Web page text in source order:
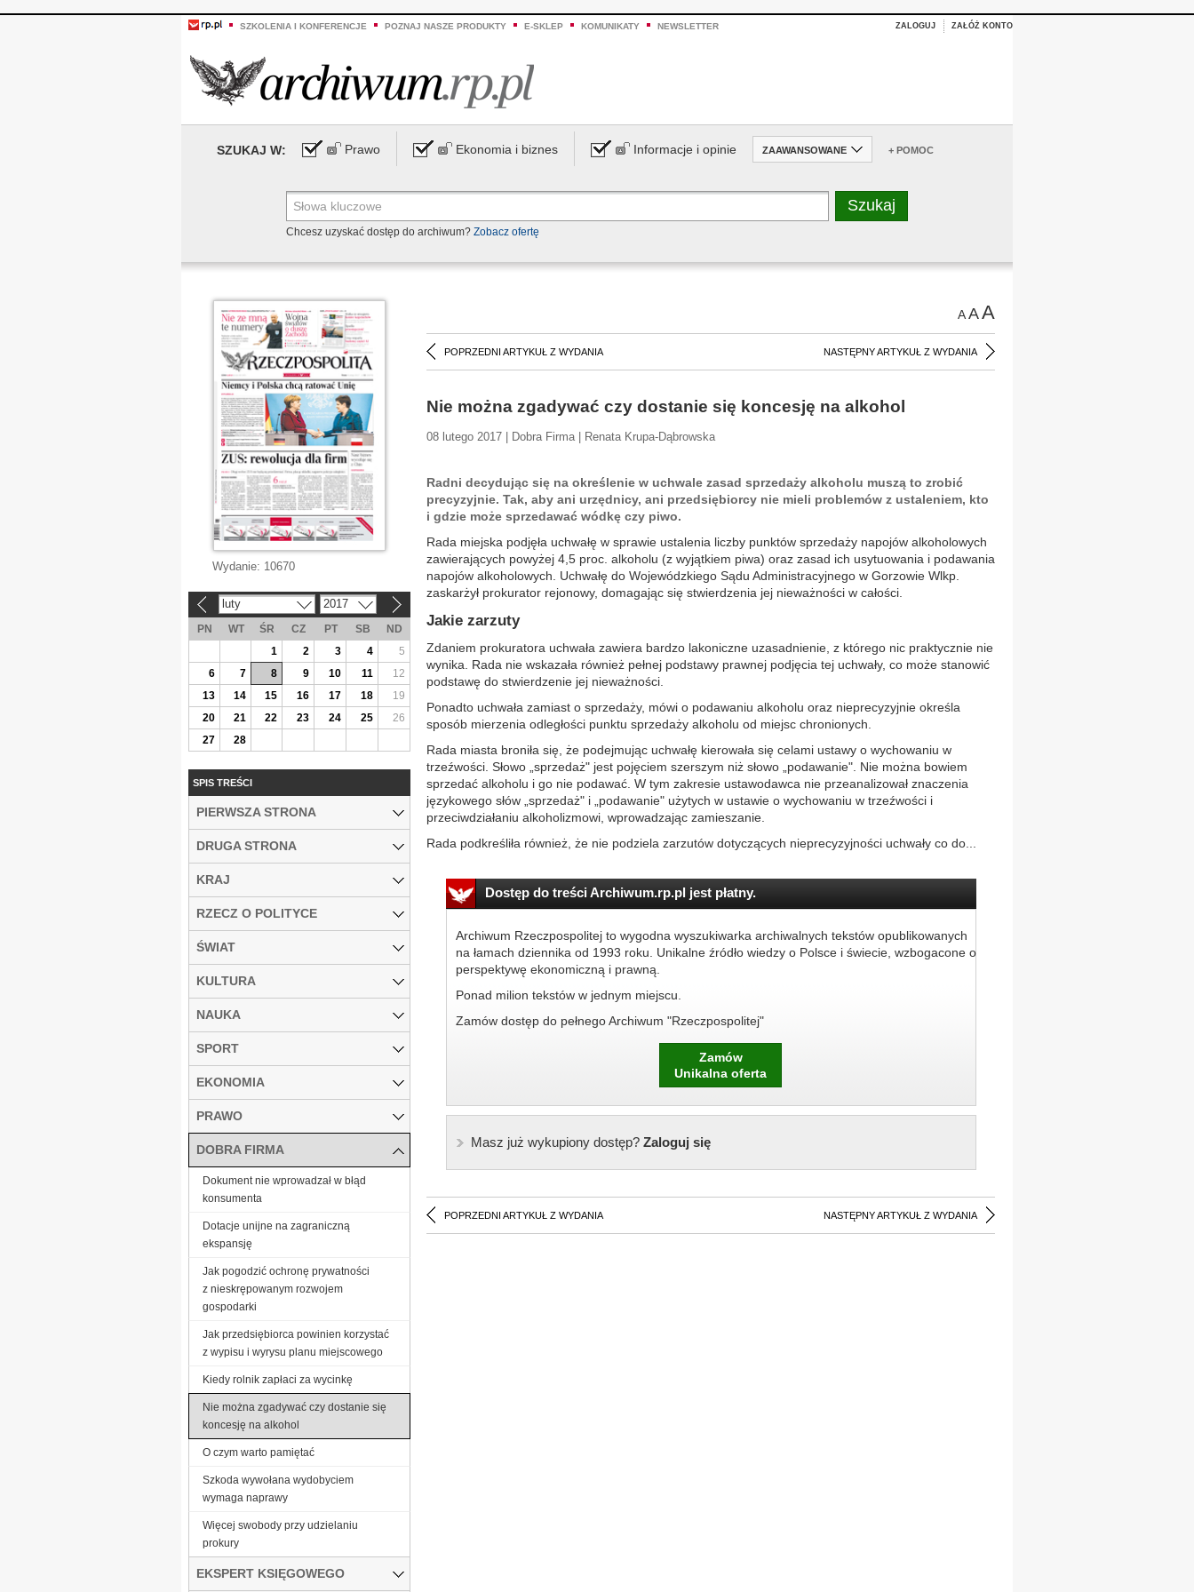
SZKOLENIA I KONFERENCJE POZNAJ NASZE PRODUKTY E-SKLEP KOMUNIKATY NEWSLETTER ZALOGUJ ZAŁÓŻ KONTO
SZUKAJ W: Prawo Ekonomia i biznes Informacje i opinie ZAAWANSOWANE + POMOC
Chcesz uzyskać dostęp do archiwum? Zobacz ofertę
AAA
POPRZEDNI ARTYKUŁ Z WYDANIA NASTĘPNY ARTYKUŁ Z WYDANIA
Nie można zgadywać czy dostanie się koncesję na alkohol
08 lutego 2017 | Dobra Firma | Renata Krupa-Dąbrowska
Radni decydując się na określenie w uchwale zasad sprzedaży alkoholu muszą to zrobić
precyzyjnie. Tak, aby ani urzędnicy, ani przedsiębiorcy nie mieli problemów z ustaleniem, kto
i gdzie może sprzedawać wódkę czy piwo.
Rada miejska podjęła uchwałę w sprawie ustalenia liczby punktów sprzedaży napojów alkoholowych
zawierających powyżej 4,5 proc. alkoholu (z wyjątkiem piwa) oraz zasad ich usytuowania i podawania
napojów alkoholowych. Uchwałę do Wojewódzkiego Sądu Administracyjnego w Gorzowie Wlkp.
zaskarżył prokurator rejonowy, domagając się stwierdzenia jej nieważności w całości.
Jakie zarzuty
Zdaniem prokuratora uchwała zawiera bardzo lakoniczne uzasadnienie, z którego nic praktycznie nie
wynika. Rada nie wskazała również pełnej podstawy prawnej podjęcia tej uchwały, co może stanowić
podstawę do stwierdzenie jej nieważności.
Ponadto uchwała zamiast o sprzedaży, mówi o podawaniu alkoholu oraz nieprecyzyjnie określa
sposób mierzenia odległości punktu sprzedaży alkoholu od miejsc chronionych.
Rada miasta broniła się, że podejmując uchwałę kierowała się celami ustawy o wychowaniu w
trzeźwości. Słowo „sprzedaż" jest pojęciem szerszym niż słowo „podawanie". Nie można bowiem
sprzedać alkoholu i go nie podawać. W tym zakresie ustawodawca nie przeanalizował znaczenia
językowego słów „sprzedaż" i „podawanie" użytych w ustawie o wychowaniu w trzeźwości i
przeciwdziałaniu alkoholizmowi, wprowadzając zamieszanie.
Rada podkreśliła również, że nie podziela zarzutów dotyczących nieprecyzyjności uchwały co do...
Dostęp do treści Archiwum.rp.pl jest płatny.
Archiwum Rzeczpospolitej to wygodna wyszukiwarka archiwalnych tekstów opublikowanych
na łamach dziennika od 1993 roku. Unikalne źródło wiedzy o Polsce i świecie, wzbogacone o
perspektywę ekonomiczną i prawną.
Ponad milion tekstów w jednym miejscu.
Zamów dostęp do pełnego Archiwum "Rzeczpospolitej"
Zamów
Unikalna oferta
Masz już wykupiony dostęp?Zaloguj się
POPRZEDNI ARTYKUŁ Z WYDANIA NASTĘPNY ARTYKUŁ Z WYDANIA
Wydanie: 10670
luty 2017
PN WT ŚR CZ PT SB
ND
1
2 3 4
5
6
7 8 9 10 11
12
13
14 15 16 17 18
19
20
21 22 23 24 25
26
27
28
SPIS TREŚCI
PIERWSZA STRONA
DRUGA STRONA
KRAJ
RZECZ O POLITYCE
ŚWIAT
KULTURA
NAUKA
SPORT
EKONOMIA
PRAWO
DOBRA FIRMA
Dokument nie wprowadzał w błąd
konsumenta
Dotacje unijne na zagraniczną
ekspansję
Jak pogodzić ochronę prywatności
z nieskrępowanym rozwojem
gospodarki
Jak przedsiębiorca powinien korzystać
z wypisu i wyrysu planu miejscowego
Kiedy rolnik zapłaci za wycinkę
Nie można zgadywać czy dostanie się
koncesję na alkohol
O czym warto pamiętać
Szkoda wywołana wydobyciem
wymaga naprawy
Więcej swobody przy udzielaniu
prokury
EKSPERT KSIĘGOWEGO